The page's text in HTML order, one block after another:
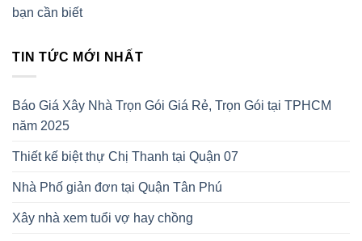
bạn cần biết
TIN TỨC MỚI NHẤT
Báo Giá Xây Nhà Trọn Gói Giá Rẻ, Trọn Gói tại TPHCM
năm 2025
Thiết kế biệt thự Chị Thanh tại Quận 07
Nhà Phố giản đơn tại Quận Tân Phú
Xây nhà xem tuổi vợ hay chồng